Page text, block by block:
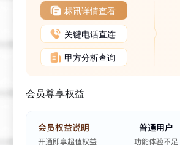
标讯详情查看
关键电话直连
甲方分析查询
会员尊享权益